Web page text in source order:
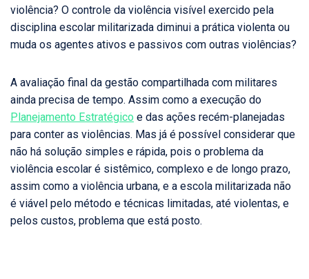
violência? O controle da violência visível exercido pela
disciplina escolar militarizada diminui a prática violenta ou
muda os agentes ativos e passivos com outras violências?
A avaliação final da gestão compartilhada com militares
ainda precisa de tempo. Assim como a execução do
Planejamento Estratégico e das ações recém-planejadas
para conter as violências. Mas já é possível considerar que
não há solução simples e rápida, pois o problema da
violência escolar é sistêmico, complexo e de longo prazo,
assim como a violência urbana, e a escola militarizada não
é viável pelo método e técnicas limitadas, até violentas, e
pelos custos, problema que está posto.